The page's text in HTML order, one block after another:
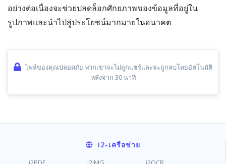
อย่างต่อเนื่องจะช่วยปลดล็อกศักยภาพของข้อมูลที่อยู่ใน
รูปภาพและนำไปสู่ประโยชน์มากมายในอนาคต
ไฟล์ของคุณปลอดภัย พวกเขาจะไม่ถูกแชร์และจะถูกลบโดยอัตโนมัติ
หลังจาก 30 นาที
i2-เครือข่าย